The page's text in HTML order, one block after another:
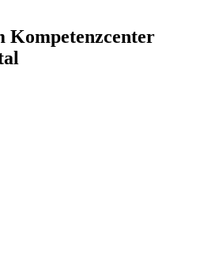
Kompetenzcenter